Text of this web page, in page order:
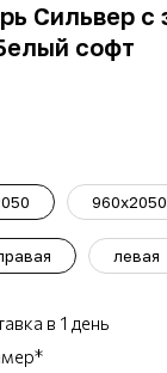
Сильвер с
софт
960x2050
левая
в 1 день